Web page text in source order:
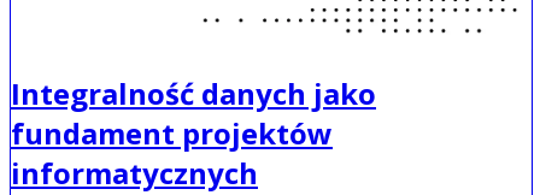
Integralność danych jako
fundament projektów
informatycznych